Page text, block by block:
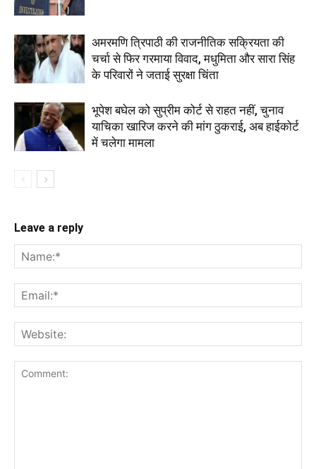
अमरमणि त्रिपाठी की राजनीतिक सक्रियता की
चर्चा से फिर गरमाया विवाद, मधुमिता और सारा सिंह
के परिवारों ने जताई सुरक्षा चिंता
भूपेश बघेल को सुप्रीम कोर्ट से राहत नहीं, चुनाव
याचिका खारिज करने की मांग ठुकराई, अब हाईकोर्ट
में चलेगा मामला
Leave a reply